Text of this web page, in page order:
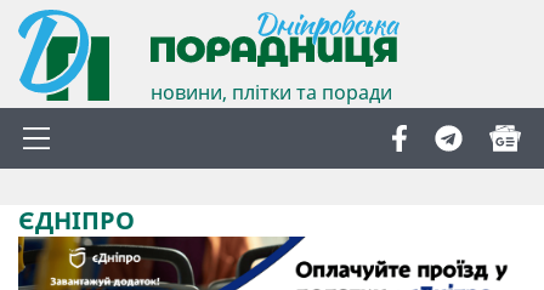
новини, плітки та поради
ЄДНІПРО